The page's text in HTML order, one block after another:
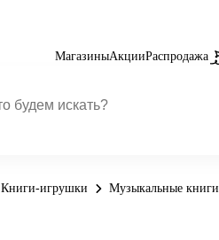
МагазиныАкцииРаспродажа
Книги-игрушки Музыкальные книги